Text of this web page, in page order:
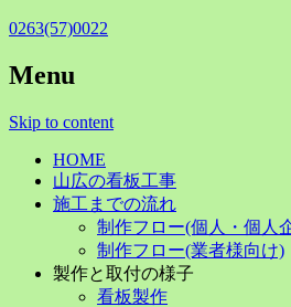
0263(57)0022
Menu
Skip to content
HOME
山広の看板工事
施工までの流れ
制作フロー(個人・個人
制作フロー(業者様向け)
製作と取付の様子
看板製作